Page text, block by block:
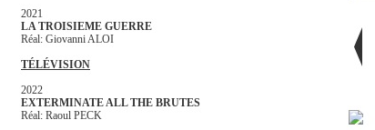
2021
LA TROISIEME GUERRE
Réal: Giovanni ALOI
TÉLÉVISION
2022
EXTERMINATE ALL THE BRUTES
Réal: Raoul PECK